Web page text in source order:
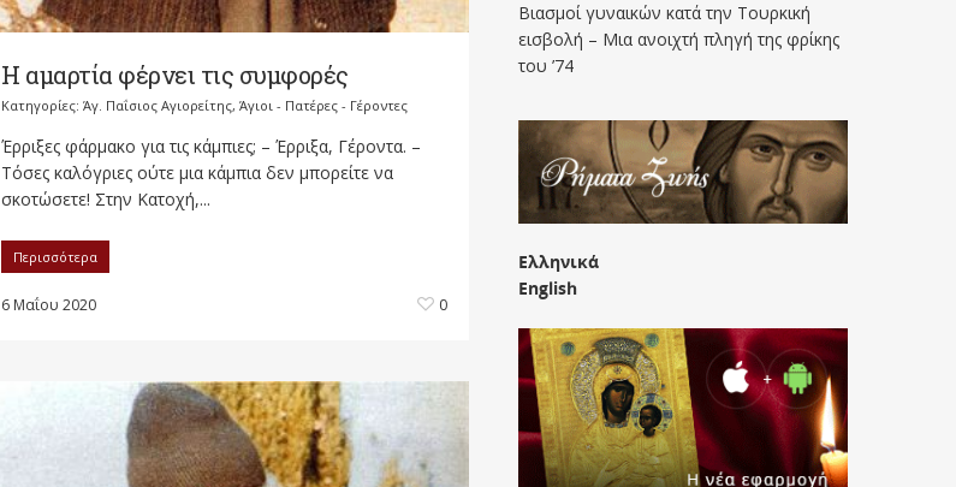
Η αμαρτία φέρνει τις συμφορές
Κατηγορίες: Άγ. Παΐσιος Αγιορείτης, Άγιοι - Πατέρες - Γέροντες
Έρριξες φάρμακο για τις κάμπιες; – Έρριξα, Γέροντα. –
Τόσες καλόγριες ούτε μια κάμπια δεν μπορείτε να
σκοτώσετε! Στην Κατοχή,...
Περισσότερα
6 Μαΐου 2020 0
Βιασμοί γυναικών κατά την Τουρκική
εισβολή – Μια ανοιχτή πληγή της φρίκης
του ’74
Ελληνικά
English